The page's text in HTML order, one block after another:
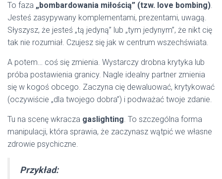
To faza „bombardowania miłością” (tzw. love bombing).
Jesteś zasypywany komplementami, prezentami, uwagą.
Słyszysz, że jesteś „tą jedyną” lub „tym jedynym”, że nikt cię
tak nie rozumiał. Czujesz się jak w centrum wszechświata.
A potem… coś się zmienia. Wystarczy drobna krytyka lub
próba postawienia granicy. Nagle idealny partner zmienia
się w kogoś obcego. Zaczyna cię dewaluować, krytykować
(oczywiście „dla twojego dobra”) i podważać twoje zdanie.
Tu na scenę wkracza gaslighting. To szczególna forma
manipulacji, która sprawia, że zaczynasz wątpić we własne
zdrowie psychiczne.
Przykład: